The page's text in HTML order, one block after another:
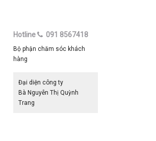
Hotline 091 8567418
Bộ phận chăm sóc khách
hàng
Đại diện công ty
Bà Nguyễn Thị Quỳnh
Trang